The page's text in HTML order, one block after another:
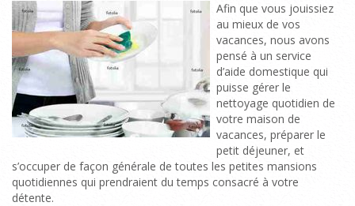
Afin que vous jouissiez
au mieux de vos
vacances, nous avons
pensé à un service
d’aide domestique qui
puisse gérer le
nettoyage quotidien de
votre maison de
vacances, préparer le
petit déjeuner, et
s’occuper de façon générale de toutes les petites mansions
quotidiennes qui prendraient du temps consacré à votre
détente.